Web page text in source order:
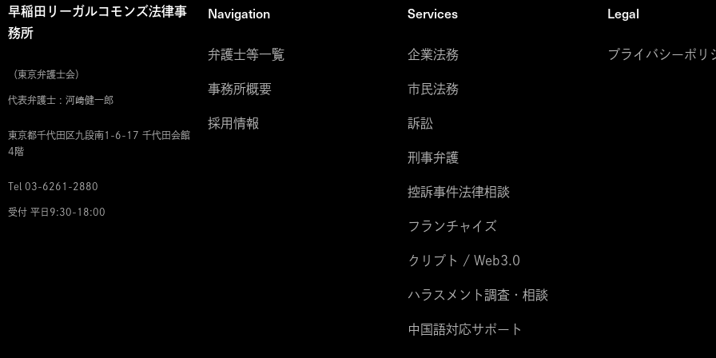
早稲田リーガルコモンズ法律事
務所
（東京弁護士会）
代表弁護士 : 河﨑健一郎
東京都千代田区九段南1-6-17 千代田会館
4階
Tel 03-6261-2880
受付 平日9:30-18:00
Navigation
弁護士等一覧
事務所概要
採用情報
Services
企業法務
市民法務
訴訟
刑事弁護
控訴事件法律相談
フランチャイズ
クリプト / Web3.0
ハラスメント調査・相談
中国語対応サポート
Legal
プライバシーポリ